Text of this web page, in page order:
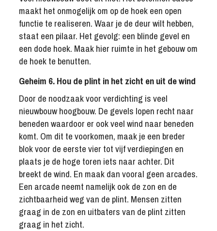
maakt het onmogelijk om op de hoek een open
functie te realiseren. Waar je de deur wilt hebben,
staat een pilaar. Het gevolg: een blinde gevel en
een dode hoek. Maak hier ruimte in het gebouw om
de hoek te benutten.
Geheim 6. Hou de plint in het zicht en uit de wind
Door de noodzaak voor verdichting is veel
nieuwbouw hoogbouw. De gevels lopen recht naar
beneden waardoor er ook veel wind naar beneden
komt. Om dit te voorkomen, maak je een breder
blok voor de eerste vier tot vijf verdiepingen en
plaats je de hoge toren iets naar achter. Dit
breekt de wind. En maak dan vooral geen arcades.
Een arcade neemt namelijk ook de zon en de
zichtbaarheid weg van de plint. Mensen zitten
graag in de zon en uitbaters van de plint zitten
graag in het zicht.